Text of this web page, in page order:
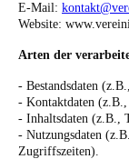
E-Mail:
Website:
Arten der
- Bestandsdaten
- Kontaktdaten
- Inhaltsdaten (z.B.,
- Nutzungsdaten
Zugriffszeiten).